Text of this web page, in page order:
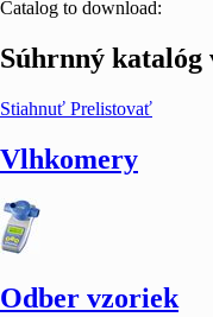
Catalog to download:
Súhrnný
Stiahnuť Prelistovať
Vlhkomery
Odber vzoriek